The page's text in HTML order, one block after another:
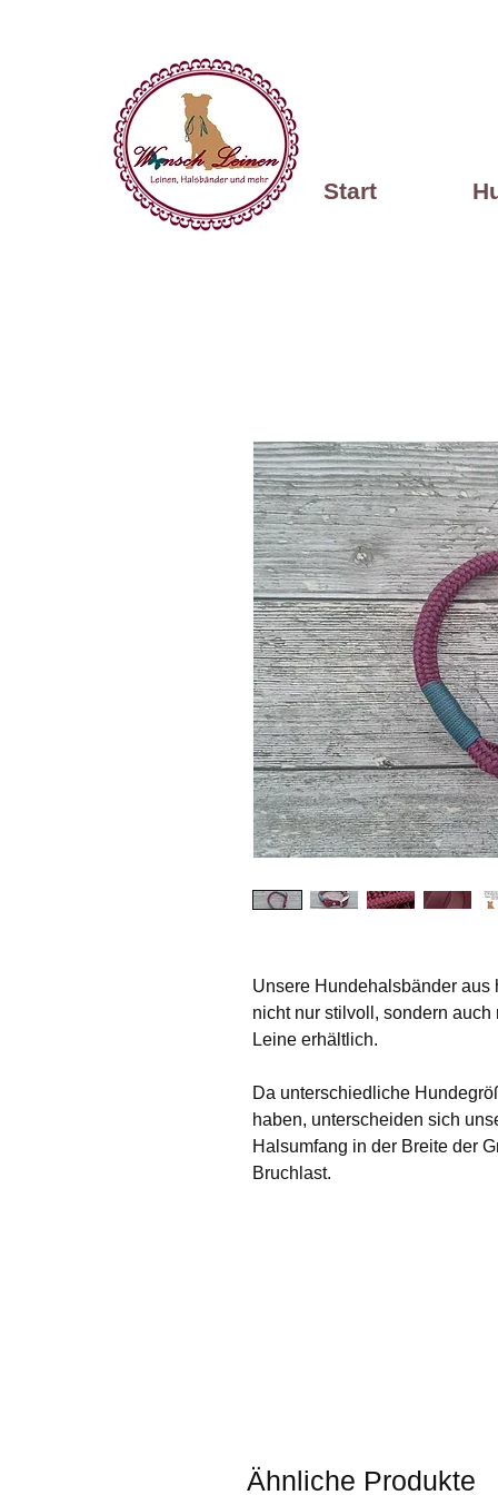
Start
Unsere Hundehalsbänder aus
nicht nur stilvoll, sondern
Leine erhältlich.
Da unterschiedliche
haben, unterscheiden sich
Halsumfang in der Breite der
Bruchlast.
Ähnliche Produkte